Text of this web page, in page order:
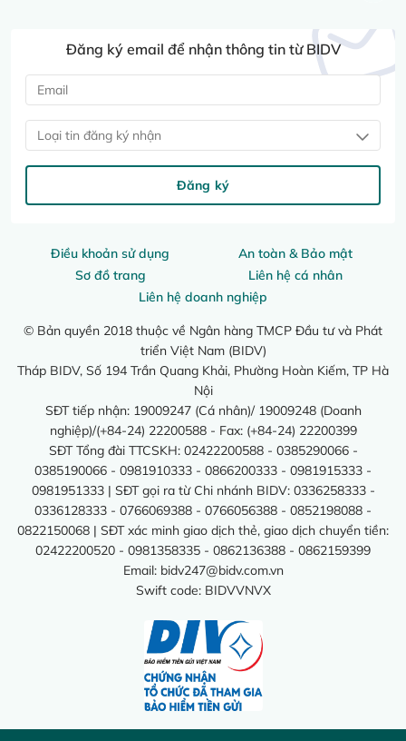
Điều khoản sử dụng
An toàn & Bảo mật
Sơ đồ trang
Liên hệ cá nhân
Liên hệ doanh nghiệp
© Bản quyền 2018 thuộc về Ngân hàng TMCP Đầu tư và Phát
triển Việt Nam (BIDV)
Tháp BIDV, Số 194 Trần Quang Khải, Phường Hoàn Kiếm, TP Hà
Nội
SĐT tiếp nhận: 19009247 (Cá nhân)/ 19009248 (Doanh
nghiệp)/(+84-24) 22200588 - Fax: (+84-24) 22200399
SĐT Tổng đài TTCSKH: 02422200588 - 0385290066 -
0385190066 - 0981910333 - 0866200333 - 0981915333 -
0981951333 | SĐT gọi ra từ Chi nhánh BIDV: 0336258333 -
0336128333 - 0766069388 - 0766056388 - 0852198088 -
0822150068 | SĐT xác minh giao dịch thẻ, giao dịch chuyển tiền:
02422200520 - 0981358335 - 0862136388 - 0862159399
Email: bidv247@bidv.com.vn
Swift code: BIDVVNVX
Đăng ký email để nhận thông tin từ BIDV
Loại tin đăng ký nhận
Đăng ký